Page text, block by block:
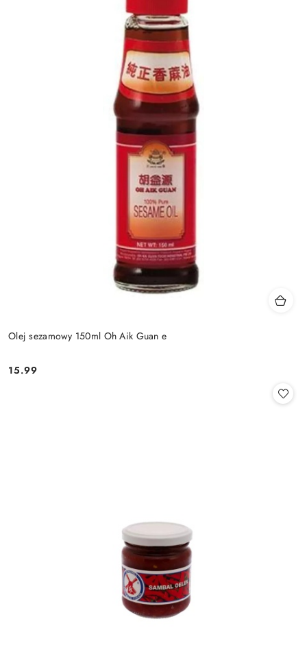
Olej sezamowy 150ml Oh Aik Guan e
Cena:
15.99